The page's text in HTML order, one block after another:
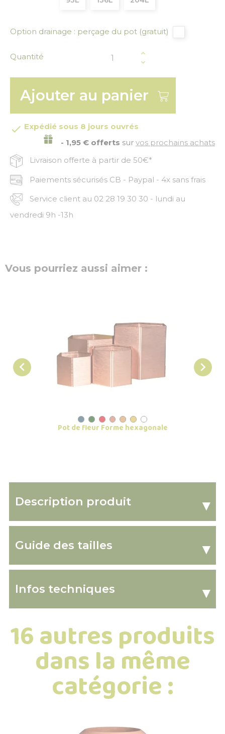
Option drainage : perçage du pot (gratuit)
Quantité
Ajouter au panier
 Expédié sous 8 jours ouvrés
- 1,95 € offerts sur vos prochains achats
Livraison offerte à partir de 50€*
Paiements sécurisés CB - Paypal - 4x sans frais
Service client au 02 28 19 30 30 - lundi au
vendredi 9h -13h
Vous pourriez aussi aimer :

Pot de fleur Forme hexagonale

Description produit ▾
Guide des tailles ▾
Infos techniques ▾
16 autres produits
dans la même
catégorie :